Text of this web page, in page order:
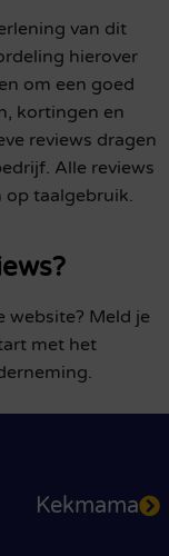
van dit
hierover
om een goed
kortingen en
reviews dragen
Alle reviews
taalgebruik.
website? Meld je
met het
Kekmama